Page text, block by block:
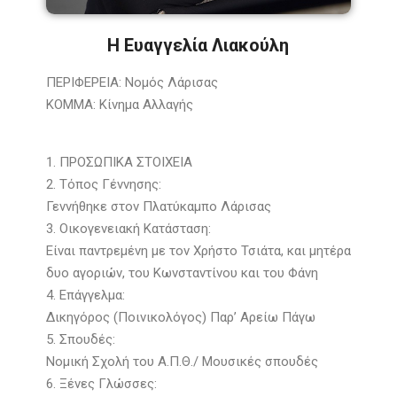
Η Ευαγγελία Λιακούλη
ΠΕΡΙΦΕΡΕΙΑ: Νομός Λάρισας
ΚΟΜΜΑ: Κίνημα Αλλαγής
1. ΠΡΟΣΩΠΙΚΑ ΣΤΟΙΧΕΙΑ
2. Τόπος Γέννησης:
Γεννήθηκε στον Πλατύκαμπο Λάρισας
3. Οικογενειακή Κατάσταση:
Είναι παντρεμένη με τον Χρήστο Τσιάτα, και μητέρα
δυο αγοριών, του Κωνσταντίνου και του Φάνη
4. Επάγγελμα:
Δικηγόρος (Ποινικολόγος) Παρ’ Αρείω Πάγω
5. Σπουδές:
Νομική Σχολή του Α.Π.Θ./ Μουσικές σπουδές
6. Ξένες Γλώσσες: